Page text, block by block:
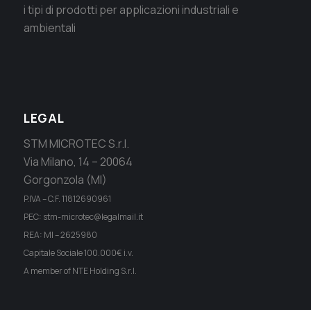
i tipi di prodotti per applicazioni industriali e
ambientali
LEGAL
STM MICROTEC S.r.l.
Via Milano, 14 – 20064
Gorgonzola (MI)
P.IVA – C.F. 11812690961
PEC: stm-microtec@legalmail.it
REA: MI – 2625980
Capitale Sociale 100.000€ i.v.
A member of NTE Holding S.r.l.